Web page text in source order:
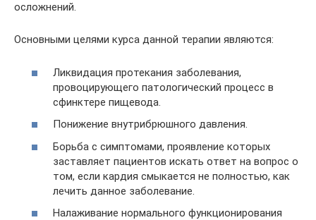
осложнений.
Основными целями курса данной терапии являются:
Ликвидация протекания заболевания,
провоцирующего патологический процесс в
сфинктере пищевода.
Понижение внутрибрюшного давления.
Борьба с симптомами, проявление которых
заставляет пациентов искать ответ на вопрос о
том, если кардия смыкается не полностью, как
лечить данное заболевание.
Налаживание нормального функционирования